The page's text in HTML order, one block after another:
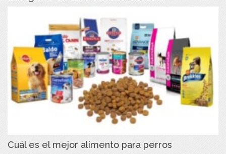
Cuál es el mejor alimento para perros